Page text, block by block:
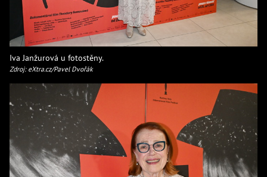
Iva Janžurová u fotostěny.
Zdroj: eXtra.cz/Pavel Dvořák